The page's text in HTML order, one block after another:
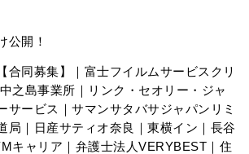
公開！
合同募集】｜富士フイルムサービスクリ
之島事業所｜リンク・セオリー・ジャ
サービス｜サマンサタバサジャパンリミ
局｜日産サティオ奈良｜東横イン｜長谷
キャリア｜弁護士法人VERYBEST｜住